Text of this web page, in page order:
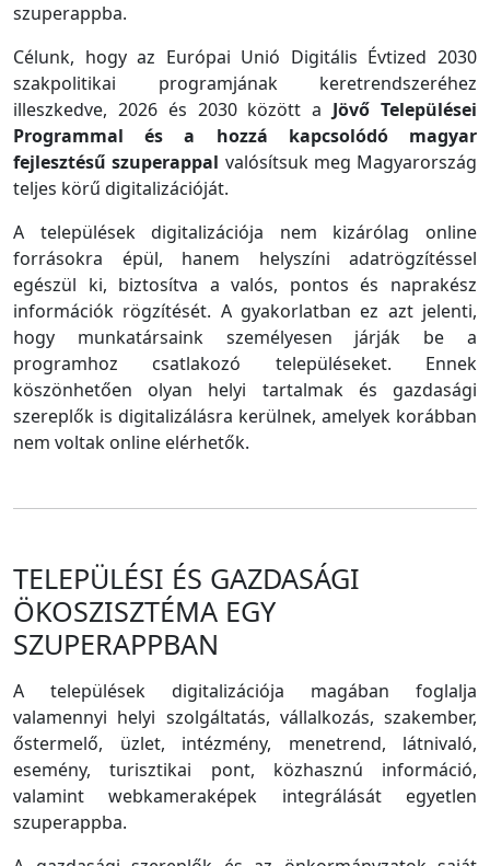
szuperappba.
Célunk, hogy az Európai Unió Digitális Évtized 2030
szakpolitikai programjának keretrendszeréhez
illeszkedve, 2026 és 2030 között a Jövő Települései
Programmal és a hozzá kapcsolódó magyar
fejlesztésű szuperappal valósítsuk meg Magyarország
teljes körű digitalizációját.
A települések digitalizációja nem kizárólag online
forrásokra épül, hanem helyszíni adatrögzítéssel
egészül ki, biztosítva a valós, pontos és naprakész
információk rögzítését. A gyakorlatban ez azt jelenti,
hogy munkatársaink személyesen járják be a
programhoz csatlakozó településeket. Ennek
köszönhetően olyan helyi tartalmak és gazdasági
szereplők is digitalizálásra kerülnek, amelyek korábban
nem voltak online elérhetők.
TELEPÜLÉSI ÉS GAZDASÁGI
ÖKOSZISZTÉMA EGY
SZUPERAPPBAN
A települések digitalizációja magában foglalja
valamennyi helyi szolgáltatás, vállalkozás, szakember,
őstermelő, üzlet, intézmény, menetrend, látnivaló,
esemény, turisztikai pont, közhasznú információ,
valamint webkameraképek integrálását egyetlen
szuperappba.